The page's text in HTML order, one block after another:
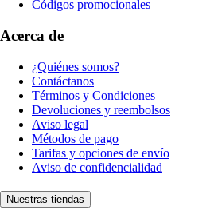
Códigos promocionales
Acerca de
¿Quiénes somos?
Contáctanos
Términos y Condiciones
Devoluciones y reembolsos
Aviso legal
Métodos de pago
Tarifas y opciones de envío
Aviso de confidencialidad
Nuestras tiendas